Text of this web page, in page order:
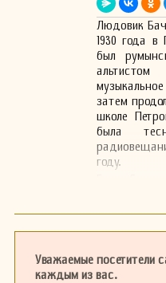
Людовик Бач
1930 года в
был
затем
школе
была
году.
скончался
Уважаемые посетители
каждым из вас.